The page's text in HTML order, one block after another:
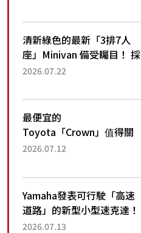
為何能迅速熱賣？
清新綠色的最新「3排7人
座」Minivan 備受矚目！ 採
用全長4.7公尺剛剛好的車
還推出467萬元日圓起的5
人座版...
2026.07.22
最便宜的
Toyota「Crown」值得關
注！ 搭載4WD、每公升
眼！ 配備豐富、超越售價
水準，堪稱高CP值代表的
「...
2026.07.12
Yamaha發表可行駛「高速
道路」的新型小型速克達！
搭載能享受超強勁「渦輪
2026.07.13